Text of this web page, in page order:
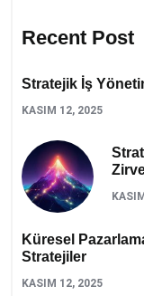
Recent Post
Stratejik İş
KASIM 12, 2025
Küresel
Stratejiler
KASIM 12, 2025